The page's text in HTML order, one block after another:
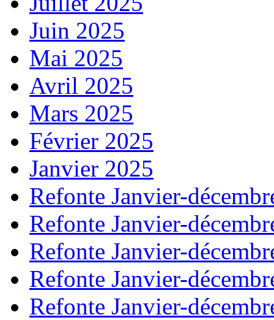
Juin 2025
Mai 2025
Avril 2025
Mars 2025
Février 2025
Janvier 2025
Refonte Janvier-
Refonte Janvier-
Refonte Janvier-
Refonte Janvier-
Refonte Janvier-